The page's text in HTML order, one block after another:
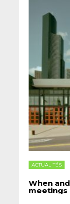
ACTUALITÉS
When
meetings